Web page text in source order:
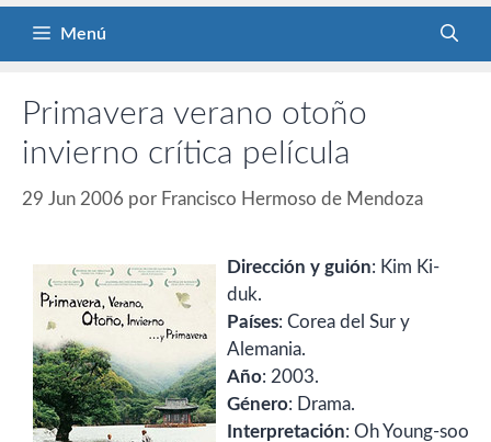
Menú
Primavera verano otoño
invierno crítica película
29 Jun 2006 por Francisco Hermoso de Mendoza
Dirección y guión: Kim Ki-
duk.
Países: Corea del Sur y
Alemania.
Año: 2003.
Género: Drama.
Interpretación: Oh Young-soo